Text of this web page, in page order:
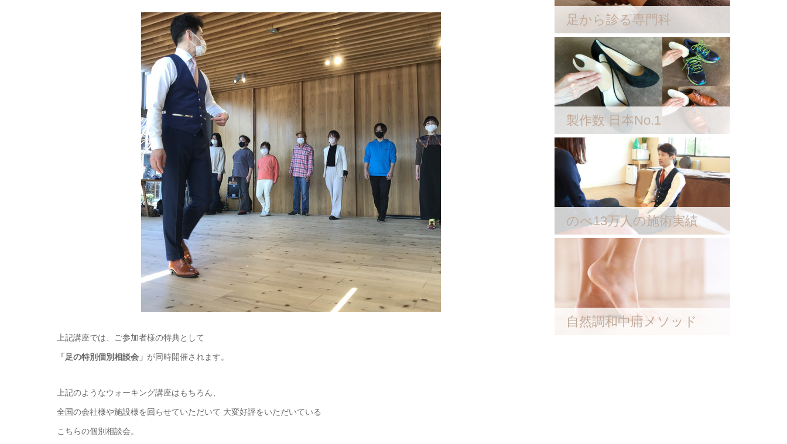
上記講座では、ご参加者様の特典として
「足の特別個別相談会」 が同時開催されます。
上記のようなウォーキング講座はもちろん、
全国の会社様や施設様を回らせていただいて 大変好評をいただいている
こちらの個別相談会。
足から診る専門科
製作数 日本No.1
のべ13万人の施術実績
自然調和中庸メソッド